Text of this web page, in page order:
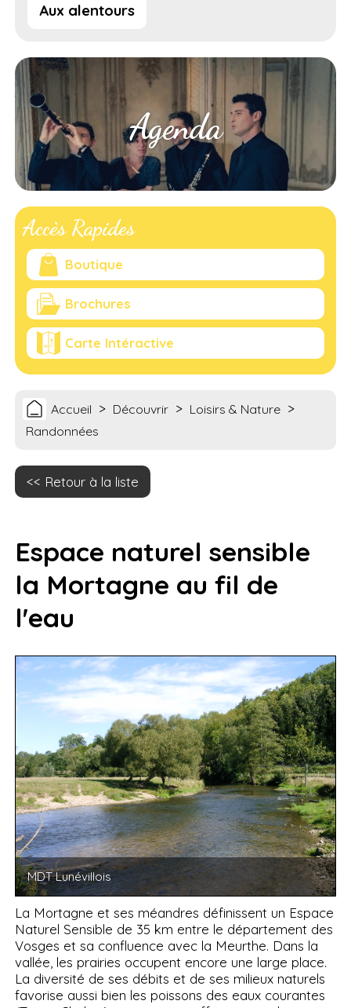
Aux alentours
Agenda
Accès Rapides
Boutique
Brochures
Carte Intéractive
Accueil > Découvrir > Loisirs & Nature >
Randonnées
Retour à la liste
Espace naturel sensible
la Mortagne au fil de
l'eau
MDT Lunévillois
La Mortagne et ses méandres définissent un Espace
Naturel Sensible de 35 km entre le département des
Vosges et sa confluence avec la Meurthe. Dans la
vallée, les prairies occupent encore une large place.
La diversité de ses débits et de ses milieux naturels
favorise aussi bien les poissons des eaux courantes